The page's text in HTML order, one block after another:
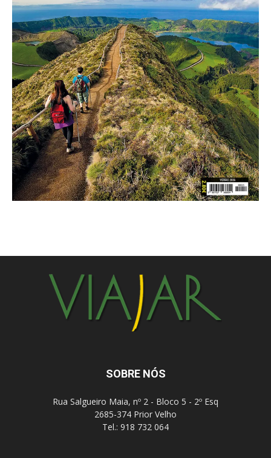
SOBRE NÓS
Rua Salgueiro Maia, nº 2 - Bloco 5 - 2º Esq
2685-374 Prior Velho
Tel.: 918 732 064